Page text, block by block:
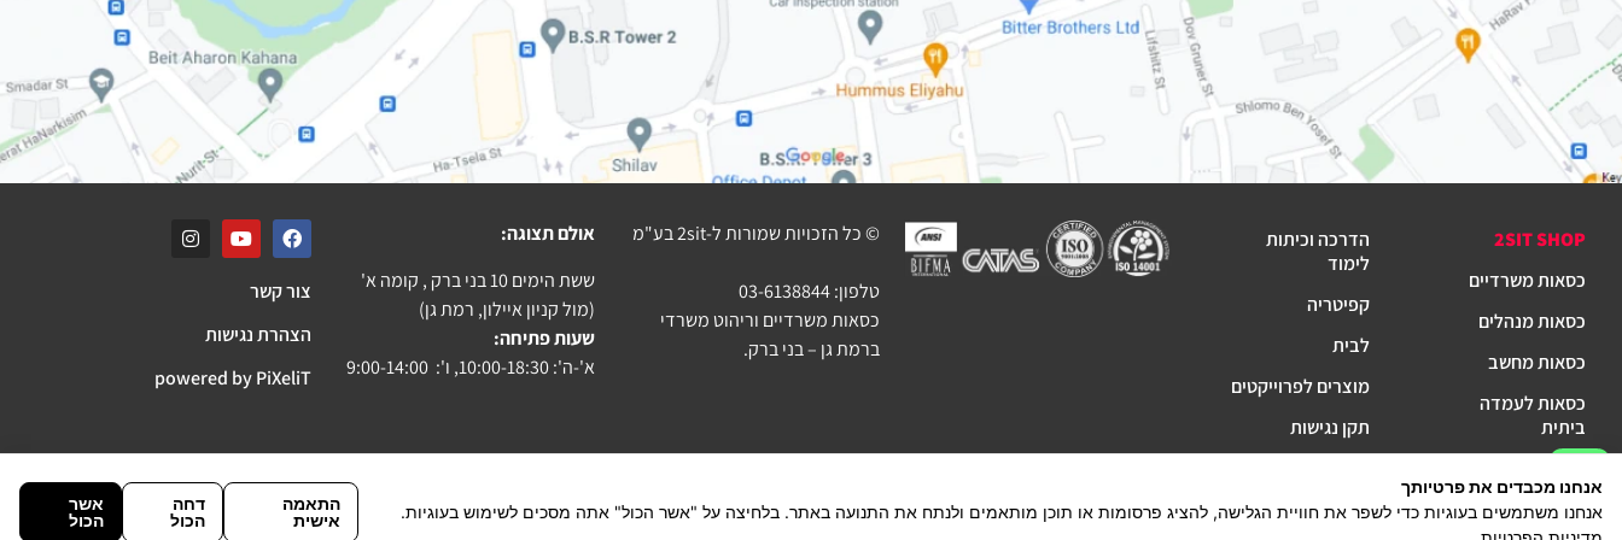
2SIT SHOP
כסאות משרדיים
כסאות מנהלים
כסאות מחשב
כסאות לעמדה
ביתית
הדרכה וכיתות
לימוד
קפיטריה
לבית
מוצרים לפרוייקטים
תקן נגישות
מדיניות פרטיות
© כל הזכויות שמורות ל-2sit בע"מ
טלפון:03-6138844
כסאות משרדיים וריהוט משרדי
ברמת גן – בני ברק.
אולם תצוגה:
ששת הימים 10 בני ברק , קומה א'
(מול קניון איילון, רמת גן)
שעות פתיחה:
א'-ה': 10:00-18:30, ו': 9:00-14:00
צור קשר
הצהרת נגישות
powered by PiXeliT
אנחנו מכבדים את פרטיותך
אנחנו משתמשים בעוגיות כדי לשפר את חוויית הגלישה, להציג פרסומות או תוכן מותאמים ולנתח את התנועה באתר. בלחיצה על "אשר הכול" אתה מסכים לשימוש בעוגיות.
התאמה
אישית
דחה
הכול
אשר
הכול